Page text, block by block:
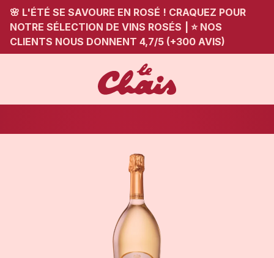
🌸 L'ÉTÉ SE SAVOURE EN ROSÉ ! CRAQUEZ POUR
NOTRE SÉLECTION DE VINS ROSÉS
⭐ NOS
CLIENTS NOUS DONNENT 4,7/5 (+300 AVIS)